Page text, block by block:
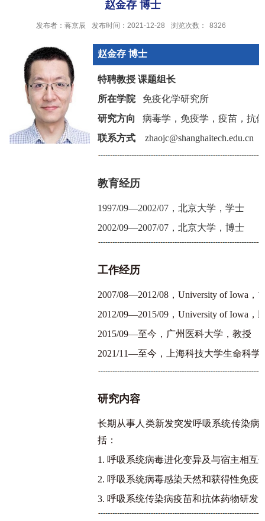
赵金存 博士
发布者：蒋京辰 发布时间：2021-12-28 浏览次数： 8326
赵金存 博士
特聘教授 课题组长
所在学院
免疫化学研究所
研究方向 病毒学，免疫学，疫苗，抗
联系方式
教育经历
1997/09—2002/07，北京大学，学士
2002/09—2007/07，北京大学，博士
工作经历
2007/08—2012/08，University of Iowa，
2012/09—2015/09，University of Iowa，
2015/09—至今，广州医科大学，教授
2021/11—至今，上海科技大学生命科
研究内容
长期从事人类新发突发呼吸系统传染
括：
1. 呼吸系统病毒进化变异及与宿主相互
2. 呼吸系统病毒感染天然和获得性免疫
3. 呼吸系统传染病疫苗和抗体药物研发